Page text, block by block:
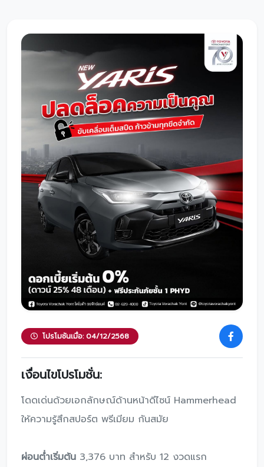
โปรโมชั่น
โปรโมชั่น
โปรโมชั่นบริการหลังการขาย
กิจกรรม
สาขาของเรา
ติดต่อเราและนัดหมาย
โปรโมชันเมื่อ: 04/12/2568
เงื่อนไขโปรโมชั่น:
โดดเด่นด้วยเอกลักษณ์ด้านหน้าดีไซน์ Hammerhead
ให้ความรู้สึกสปอร์ต พรีเมียม กันสมัย
ผ่อนต่ําเริ่มต้น 3,376 บาท สําหรับ 12 งวดแรก